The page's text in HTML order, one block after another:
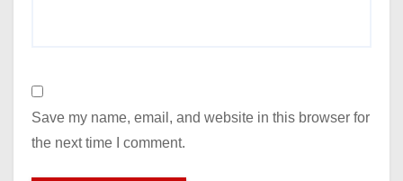
Save my name, email, and website in this browser for
the next time I comment.